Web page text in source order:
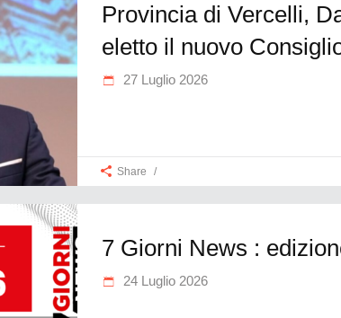
Provincia di Vercelli,
eletto il nuovo
27 Luglio 2026
Share
7 Giorni News :
24 Luglio 2026